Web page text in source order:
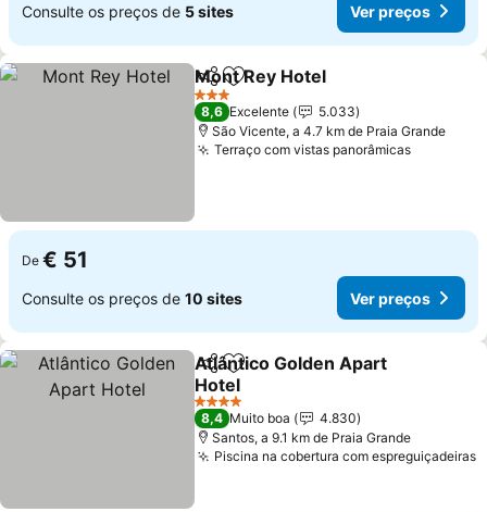
Consulte os preços de 5 sites Ver preços
PartilharAdicionar aos favoritos
Mont Rey Hotel
3 Estrelas
8,6 Excelente
5.033
São Vicente, a 4.7 km de Praia Grande
Terraço com vistas panorâmicas
De € 51
Consulte os preços de 10 sites Ver preços
PartilharAdicionar aos favoritos
Atlântico Golden Apart
Hotel
4 Estrelas
8,4 Muito boa
4.830
Santos, a 9.1 km de Praia Grande
Piscina na cobertura com espreguiçadeiras